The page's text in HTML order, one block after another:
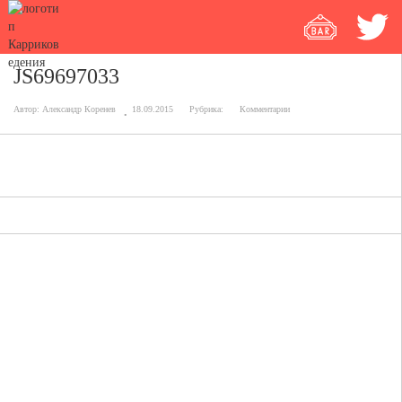
JS69697033
Автор: Александр Коренев 18.09.2015 Рубрика: Комментарии